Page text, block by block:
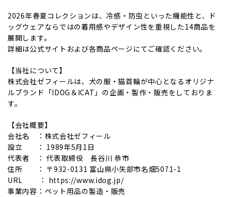
2026年春夏コレクションは、冷感・防虫といった機能性と、ド
ッグウェアならではの着用感やデザイン性を重視した14商品を
展開します。
詳細は公式サイトおよび各商品ページにてご確認ください。
【当社について】
株式会社ゼフィールは、犬の服・猫首輪が中心となるオリジナ
ルブランド「IDOG＆ICAT」の企画・製作・販売をしておりま
す。
【会社概要】
会社名 ：株式会社ゼフィール
設立 ： 1989年5月1日
代表者 ： 代表取締役 長谷川 恭市
住所 ： 〒932-0131 富山県小矢部市名畑5071-1
URL ： https://www.idog.jp/
事業内容：ペット用品の製造・販売